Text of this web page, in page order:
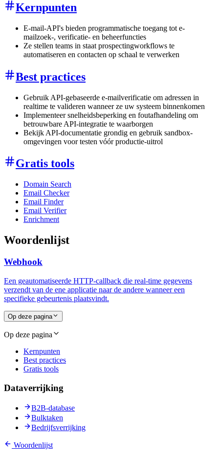
Kernpunten
E-mail-API's bieden programmatische toegang tot e-
mailzoek-, verificatie- en beheerfuncties
Ze stellen teams in staat prospectingworkflows te
automatiseren en contacten op schaal te verwerken
Best practices
Gebruik API-gebaseerde e-mailverificatie om adressen in
realtime te valideren wanneer ze uw systeem binnenkomen
Implementeer snelheidsbeperking en foutafhandeling om
betrouwbare API-integratie te waarborgen
Bekijk API-documentatie grondig en gebruik sandbox-
omgevingen voor testen vóór productie-uitrol
Gratis tools
Domain Search
Email Checker
Email Finder
Email Verifier
Enrichment
Woordenlijst
Webhook
Een geautomatiseerde HTTP-callback die real-time gegevens
verzendt van de ene applicatie naar de andere wanneer een
specifieke gebeurtenis plaatsvindt.
Op deze pagina
Op deze pagina
Kernpunten
Best practices
Gratis tools
Dataverrijking
B2B-database
Bulktaken
Bedrijfsverrijking
Woordenlijst